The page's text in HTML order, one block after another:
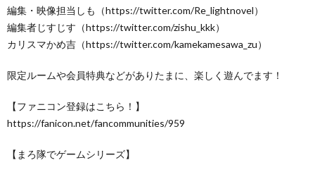
編集・映像担当しも（https://twitter.com/Re_lightnovel）
編集者じすじす（https://twitter.com/zishu_kkk）
カリスマかめ吉（https://twitter.com/kamekamesawa_zu）
限定ルームや会員特典などがありたまに、楽しく遊んでます！
【ファニコン登録はこちら！】
https://fanicon.net/fancommunities/959
【まろ隊でゲームシリーズ】